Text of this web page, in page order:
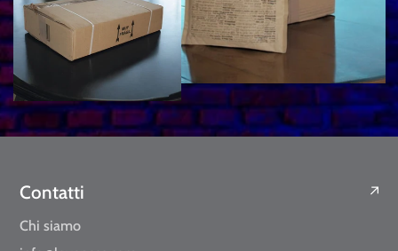
Contatti
Chi siamo